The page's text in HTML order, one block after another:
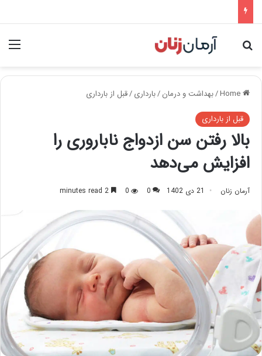
Search for
/بهداشت و درمان/بارداری/قبل از بارداری
قبل از بارداری
بالا رفتن سن ازدواج ناباروری را
افزایش می‌دهد
آرمان زنان 21 دی 1402 0
0